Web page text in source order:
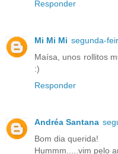
Responder
Mi Mi Mi segunda-
Maísa, unos rollitos
:)
Responder
Andréa Santana
Bom dia querida!
Hummm.....vim pelo